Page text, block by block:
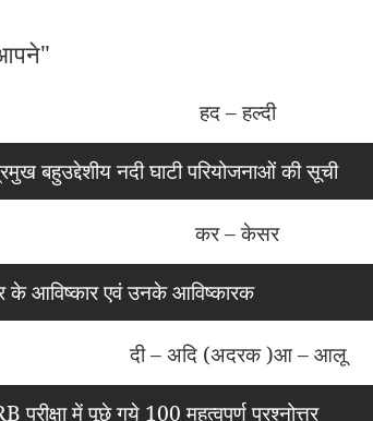
हद – हल्दी
बहुउद्देशीय नदी घाटी परियोजनाओं की सूची
कर – केसर
के आविष्कार एवं उनके आविष्कारक
दी – अदि (अदरक )आ – आलू
परीक्षा में पूछे गये 100 महत्वपुर्ण प्रश्नोत्तर